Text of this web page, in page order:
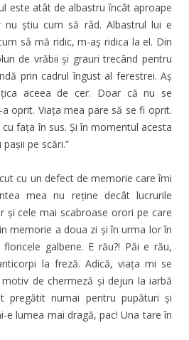
este atât de albastru încât aproape
știu cum să râd. Albastrul lui e
să mă ridic, m-aș ridica la el. Din
de vrăbii și grauri trecând pentru
prin cadrul îngust al ferestrei. Aș
aceea de cer. Doar că nu se
oprit. Viața mea pare să se fi oprit.
fața în sus. Și în momentul acesta
pe scări.”
cu un defect de memorie care îmi
mea nu reține decât lucrurile
și cele mai scabroase orori pe care
memorie a doua zi și în urma lor în
galbene. E rău?! Păi e rău,
la freză. Adică, viața mi se
de chermeză și dejun la iarbă
pregătit numai pentru pupături și
e lumea mai dragă, pac! Una tare în